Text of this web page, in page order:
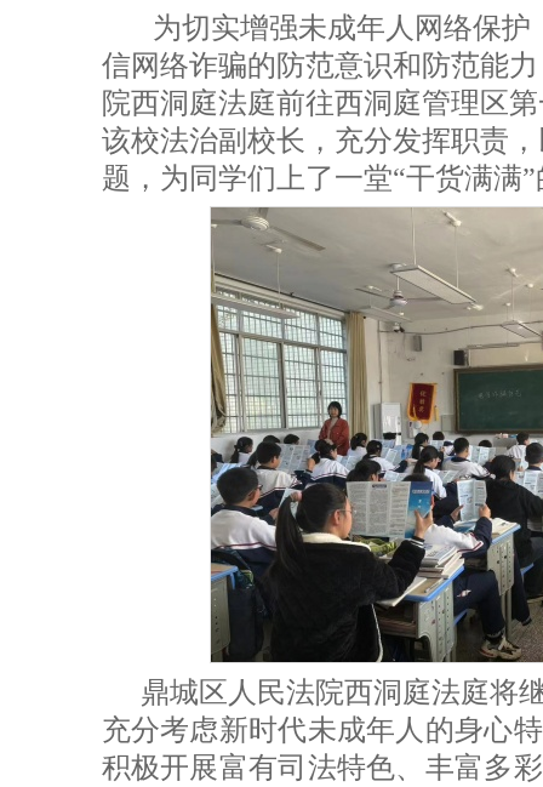
为切实增强未成年人网络保护
信网络诈骗的防范意识和防范能
院西洞庭法庭前往西洞庭管理区
该校法治副校长，充分发挥职责
题，为同学们上了一堂“干货满满
鼎城区人民法院西洞庭法庭将
充分考虑新时代未成年人的身心
积极开展富有司法特色、丰富多